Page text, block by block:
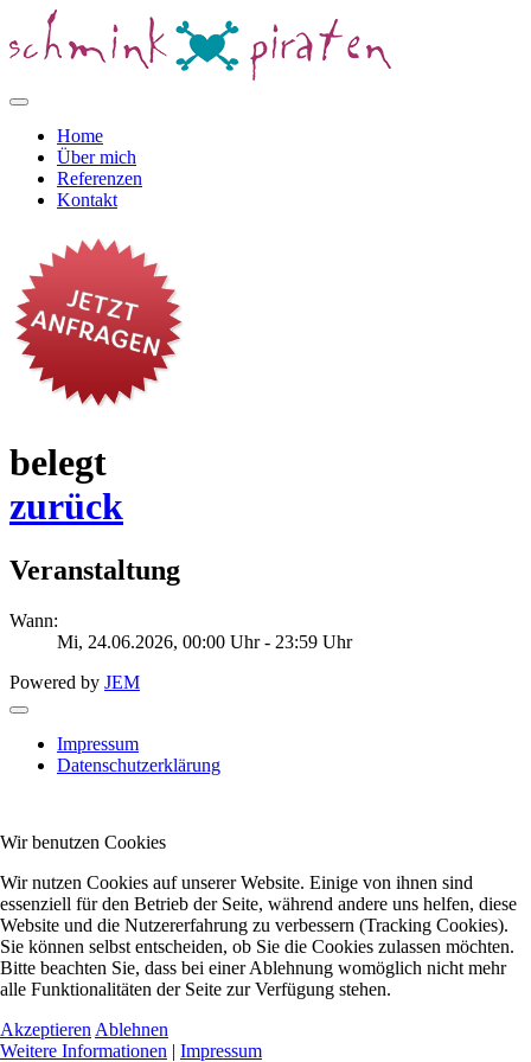
Home
Über mich
Referenzen
Kontakt
belegt
zurück
Veranstaltung
Wann:
Mi, 24.06.2026, 00:00 Uhr- 23:59 Uhr
Powered by JEM
Impressum
Datenschutzerklärung
Wir benutzen Cookies
Wir nutzen Cookies auf unserer Website. Einige von ihnen sind
essenziell für den Betrieb der Seite, während andere uns helfen, diese
Website und die Nutzererfahrung zu verbessern (Tracking Cookies).
Sie können selbst entscheiden, ob Sie die Cookies zulassen möchten.
Bitte beachten Sie, dass bei einer Ablehnung womöglich nicht mehr
alle Funktionalitäten der Seite zur Verfügung stehen.
Akzeptieren Ablehnen
Weitere Informationen | Impressum